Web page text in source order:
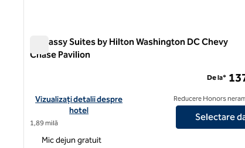
Embassy Suites by Hilton Washington DC Chevy
Chase Pavilion
Vizualizați detaliile hotelului pentru Embassy Suites by
Vizualizați detalii despre
hotel
1,89 milă
De la*
Reducere Honors
Selectare
Mic dejun gratuit